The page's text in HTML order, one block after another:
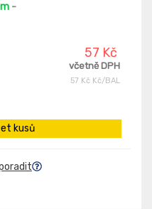
-
57 Kč
včetně DPH
57 Kč Kč/BAL
kusů